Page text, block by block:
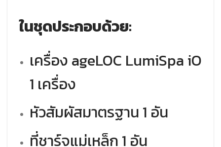
ในชุดประกอบด้วย:
เครื่อง ageLOC LumiSpa iO
1 เครื่อง
หัวสัมผัสมาตรฐาน 1 อัน
ที่ชาร์จแม่เหล็ก 1 อัน